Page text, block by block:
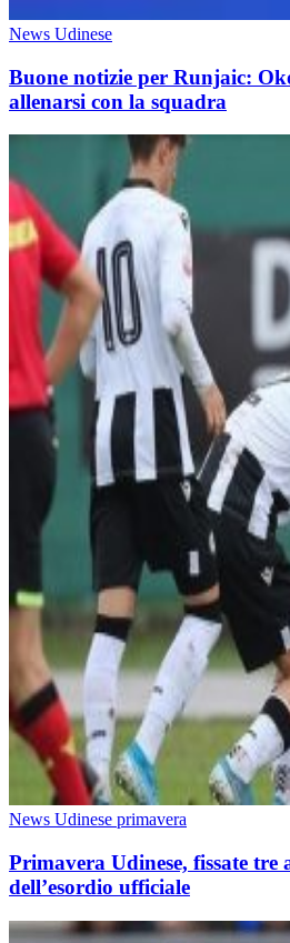
News Udinese
Buone notizie per Runjaic:
allenarsi con la squadra
News Udinese primavera
Primavera Udinese, fissate tre
dell’esordio ufficiale